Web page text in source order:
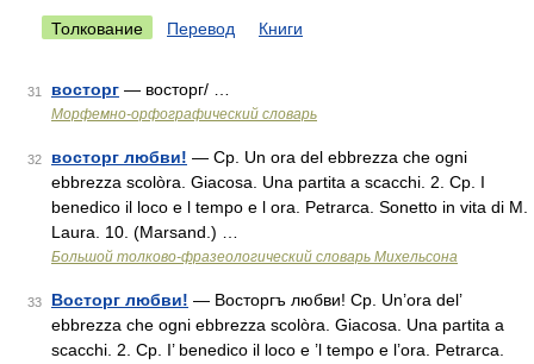
Толкование Перевод Книги
31 восторг — восторг/ …
Морфемно-орфографический словарь
32 восторг любви! — Ср. Un ora del ebbrezza che ogni
ebbrezza scolòra. Giacosa. Una partita a scacchi. 2. Ср. I
benedico il loco e l tempo e l ora. Petrarca. Sonetto in vita di M.
Laura. 10. (Marsand.) …
Большой толково-фразеологический словарь Михельсона
33 Восторг любви! — Восторгъ любви! Ср. Un’ora del’
ebbrezza che ogni ebbrezza scolòra. Giacosa. Una partita a
scacchi. 2. Ср. I’ benedico il loco e ’l tempo e l’ora. Petrarca.